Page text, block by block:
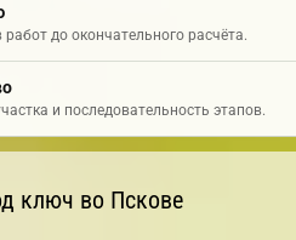
до окончательного расчёта.
и последовательность этапов.
ключ во Пскове